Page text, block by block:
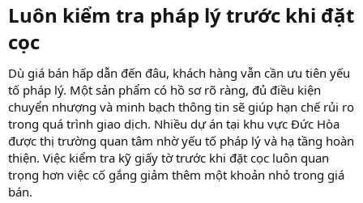
Luôn kiểm tra pháp lý trước khi đặt
cọc​
Dù giá bán hấp dẫn đến đâu, khách hàng vẫn cần ưu tiên yếu
tố pháp lý. Một sản phẩm có hồ sơ rõ ràng, đủ điều kiện
chuyển nhượng và minh bạch thông tin sẽ giúp hạn chế rủi ro
trong quá trình giao dịch. Nhiều dự án tại khu vực Đức Hòa
được thị trường quan tâm nhờ yếu tố pháp lý và hạ tầng hoàn
thiện. Việc kiểm tra kỹ giấy tờ trước khi đặt cọc luôn quan
trọng hơn việc cố gắng giảm thêm một khoản nhỏ trong giá
bán.